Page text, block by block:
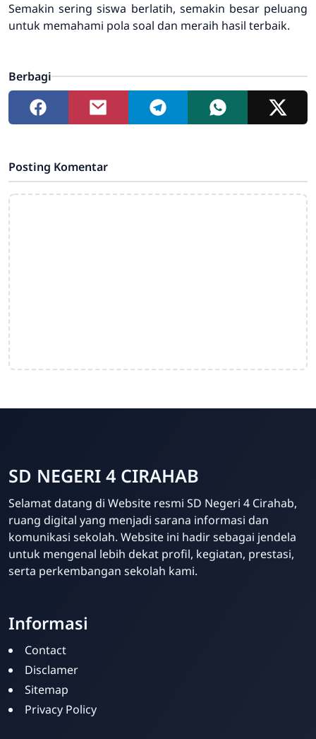
Semakin sering siswa berlatih, semakin besar peluang
untuk memahami pola soal dan meraih hasil terbaik.
Berbagi
Posting Komentar
SD NEGERI 4 CIRAHAB
Selamat datang di Website resmi SD Negeri 4 Cirahab,
ruang digital yang menjadi sarana informasi dan
komunikasi sekolah. Website ini hadir sebagai jendela
untuk mengenal lebih dekat profil, kegiatan, prestasi,
serta perkembangan sekolah kami.
Informasi
Contact
Disclamer
Sitemap
Privacy Policy